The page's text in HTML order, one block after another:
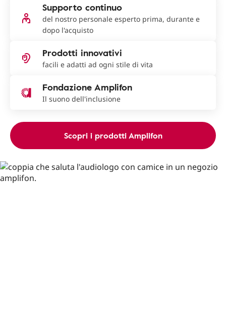
Supporto continuo
del nostro personale esperto prima, durante e
dopo l'acquisto
Prodotti innovativi
facili e adatti ad ogni stile di vita
Fondazione Amplifon
Il suono dell'inclusione
Scopri i prodotti Amplifon